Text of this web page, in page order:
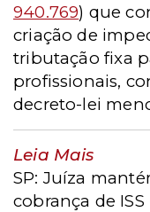
940.769) que
criação de
tributação fixa
profissionais,
decreto-lei
Leia Mais
SP: Juíza
cobrança de